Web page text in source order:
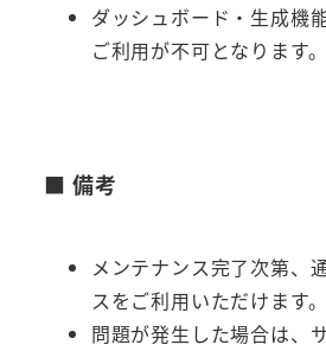
ダッシュボード・生成機
ご利用が不可となります。
■ 備考
メンテナンス完了次第、
スをご利用いただけます。
問題が発生した場合は、